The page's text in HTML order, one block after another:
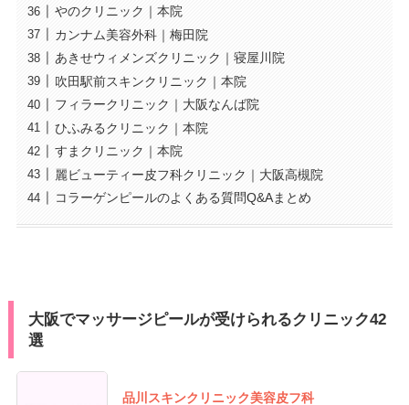
やのクリニック｜本院
カンナム美容外科｜梅田院
あきせウィメンズクリニック｜寝屋川院
吹田駅前スキンクリニック｜本院
フィラークリニック｜大阪なんば院
ひふみるクリニック｜本院
すまクリニック｜本院
麗ビューティー皮フ科クリニック｜大阪高槻院
コラーゲンピールのよくある質問Q&Aまとめ
大阪でマッサージピールが受けられるクリニック42
選
品川スキンクリニック美容皮フ科